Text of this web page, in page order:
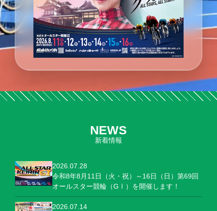
NEWS
新着情報
2026.07.28
令和8年8月11日（火・祝）～16日（日）第69回
オールスター競輪（GⅠ）を開催します！
2026.07.14